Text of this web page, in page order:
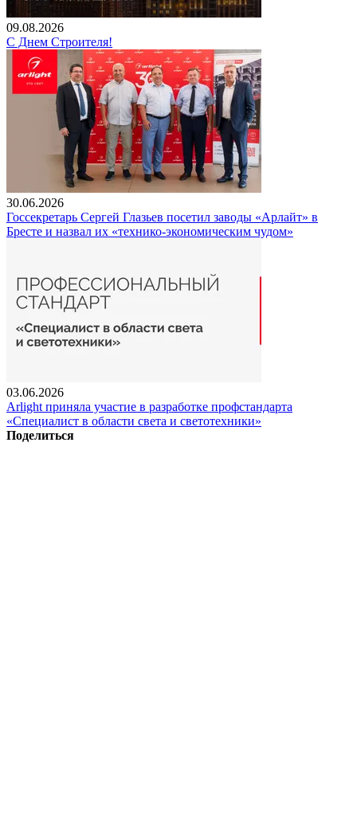
09.08.2026
С Днем Строителя!
30.06.2026
Госсекретарь Сергей Глазьев посетил заводы «Арлайт» в
Бресте и назвал их «технико-экономическим чудом»
03.06.2026
Arlight приняла участие в разработке профстандарта
«Специалист в области света и светотехники»
Поделиться